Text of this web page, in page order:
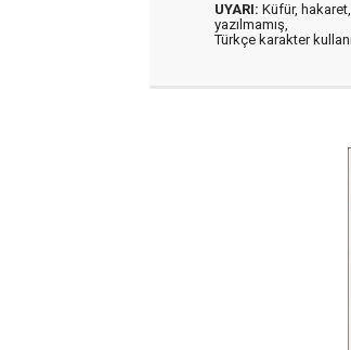
UYARI: Küfür,
yazılmamış,
Türkçe karakter